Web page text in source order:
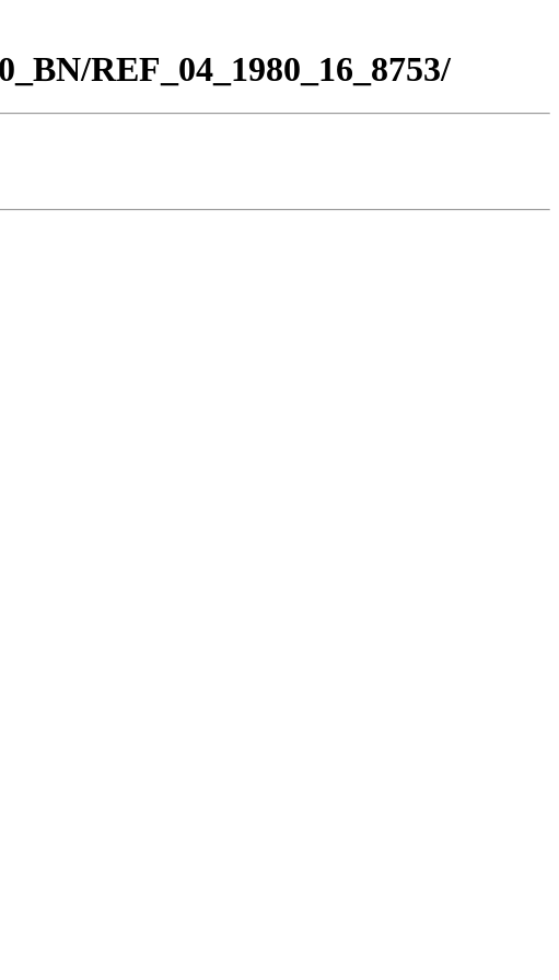
REF_04_1980_16_8753/